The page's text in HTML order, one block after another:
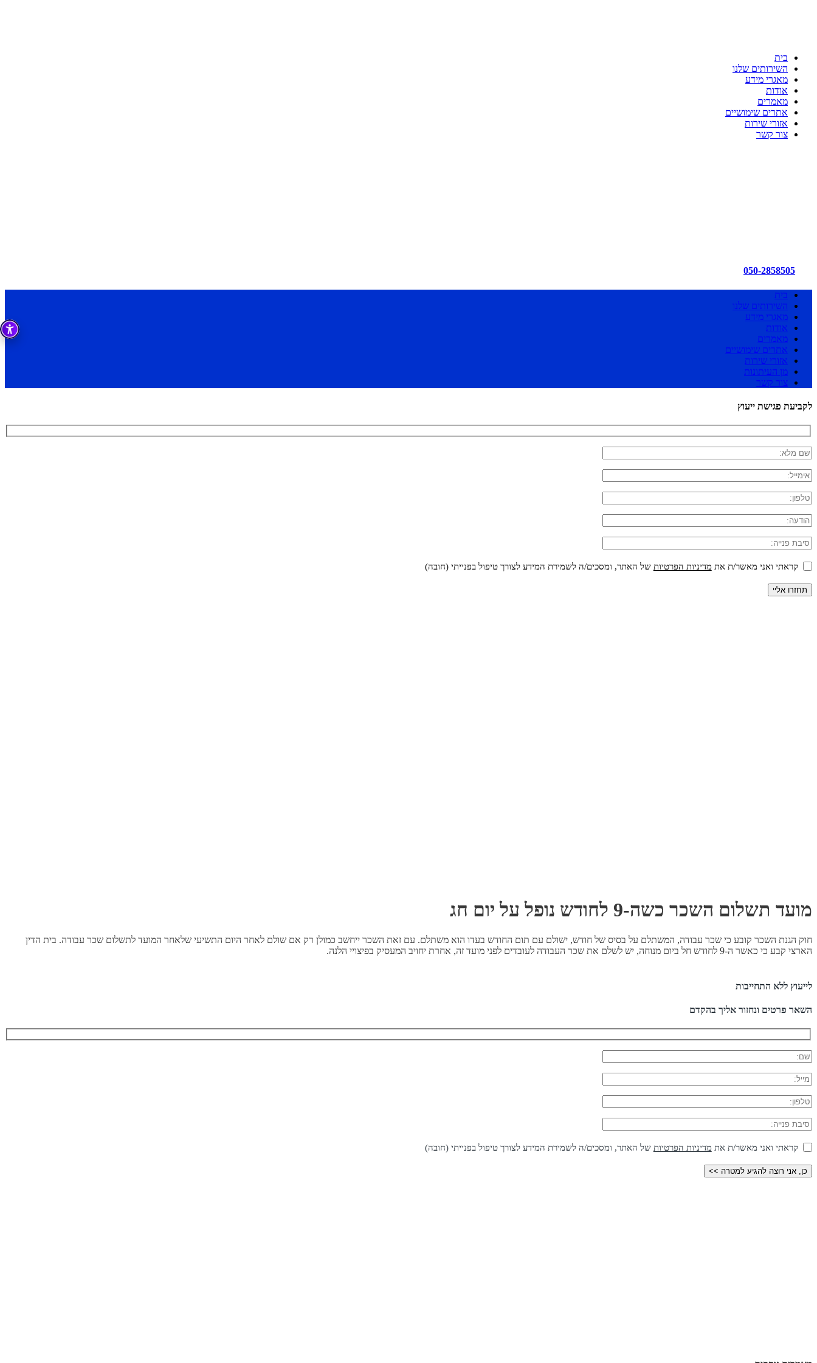
בית
השירותים שלנו
מאגרי מידע
אודות
מאמרים
אתרים שימושיים
אזורי שירות
צור קשר
050-2858505
בית
השירותים שלנו
מאגרי מידע
אודות
מאמרים
אתרים שימושיים
אזורי שירות
מן העיתונות
צור קשר
לקביעת פגישת ייעוץ
קראתי ואני מאשר/ת את מדיניות הפרטיות של האתר, ומסכים/ה לשמירת המידע לצורך טיפול בפנייתי (חובה)
מועד תשלום השכר כשה-9 לחודש נופל על יום חג
חוק הגנת השכר קובע כי שכר עבודה, המשתלם על בסיס של חודש, ישולם עם תום החודש בעדו הוא משתלם. עם זאת השכר ייחשב כמולן רק אם שולם לאחר היום התשיעי שלאחר המועד לתשלום שכר עבודה. בית הדין
הארצי קבע כי כאשר ה-9 לחודש חל ביום מנוחה, יש לשלם את שכר העבודה לעובדים לפני מועד זה, אחרת יחויב המעסיק בפיצויי הלנה.
לייעוץ ללא התחייבות
השאר פרטים ונחזור אליך בהקדם
קראתי ואני מאשר/ת את מדיניות הפרטיות של האתר, ומסכים/ה לשמירת המידע לצורך טיפול בפנייתי (חובה)